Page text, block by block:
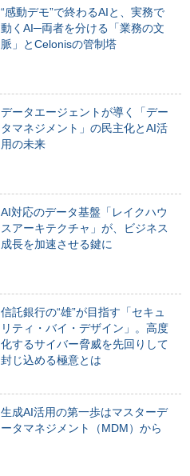
“感動デモ”で終わるAIと、実務で
動くAI─両者を分ける「業務の文
脈」とCelonisの管制塔
データエージェントが導く「デー
タマネジメント」の民主化とAI活
用の未来
AI対応のデータ基盤「レイクハウ
スアーキテクチャ」が、ビジネス
成長を加速させる鍵に
信託銀行の“雄”が目指す「セキュ
リティ・バイ・デザイン」。高度
化するサイバー脅威を先回りして
封じ込める極意とは
生成AI活用の第一歩はマスターデ
ータマネジメント（MDM）から